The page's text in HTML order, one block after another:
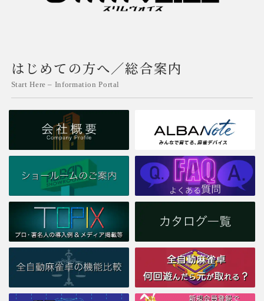
はじめての方へ／総合案内
Start Here – Information Portal